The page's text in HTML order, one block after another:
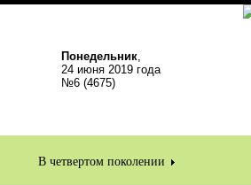
Понедельник,
24 июня 2019 года
№6 (4675)
В четвертом поколении